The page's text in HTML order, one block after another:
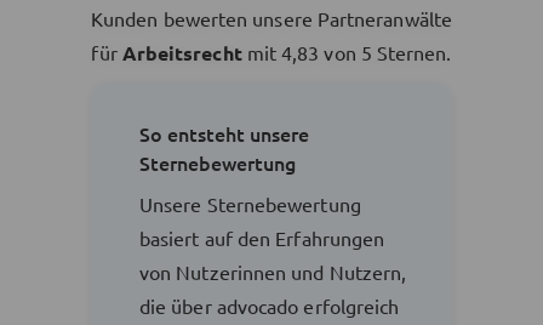
Kunden bewerten unsere Partneranwälte
für Arbeitsrechtmit 4,83 von 5 Sternen.
So entsteht unsere
Sternebewertung
Unsere Sternebewertung
basiert auf den Erfahrungen
von Nutzerinnen und Nutzern,
die über advocado erfolgreich